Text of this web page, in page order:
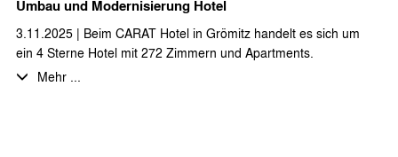
Umbau und Modernisierung Hotel
3.11.2025 | Beim CARAT Hotel in Grömitz handelt es sich um
ein 4 Sterne Hotel mit 272 Zimmern und Apartments.
Hier werden zurzeit umfangreiche Umbau- und
Mehr ...